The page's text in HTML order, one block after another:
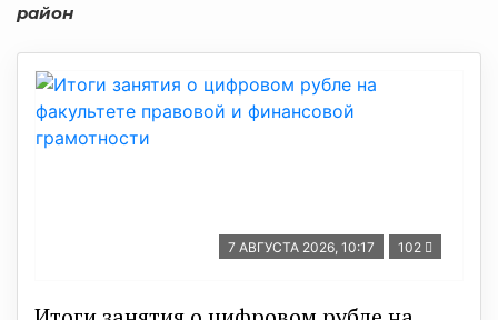
район
7 АВГУСТА 2026, 10:17 102